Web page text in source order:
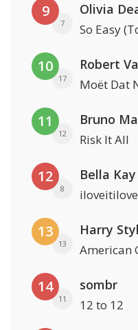
9
7
Olivia
So Easy
10
17
Robert
Moët Dat
11
12
Bruno
Risk It All
12
8
Bella Kay
13
13
Harry
American
14
11
sombr
12 to 12